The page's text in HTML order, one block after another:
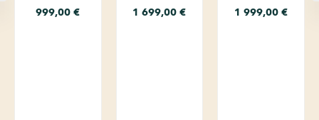
999,00€ 1 699,00€ 1 999,00€